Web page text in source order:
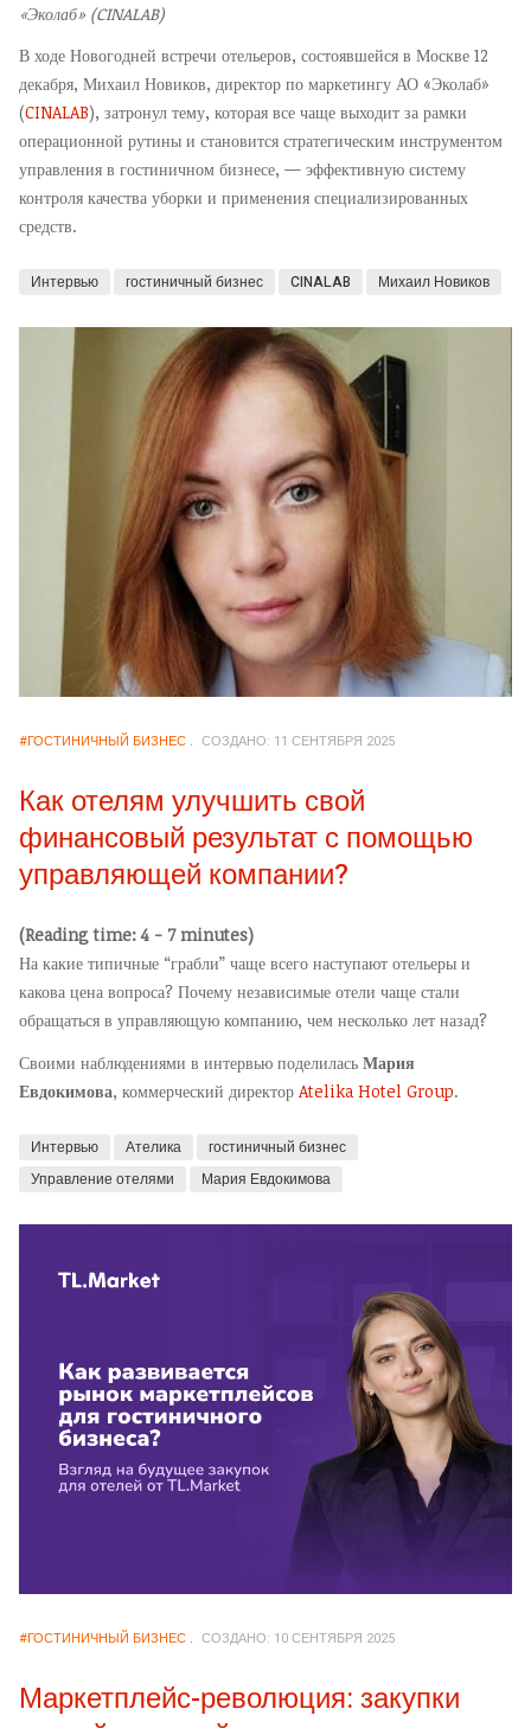
«Эколаб» (CINALAB)
В ходе Новогодней встречи отельеров, состоявшейся в Москве 12
декабря, Михаил Новиков, директор по маркетингу АО «Эколаб»
(CINALAB), затронул тему, которая все чаще выходит за рамки
операционной рутины и становится стратегическим инструментом
управления в гостиничном бизнесе, — эффективную систему
контроля качества уборки и применения специализированных
средств.
Интервью гостиничный бизнес CINALAB Михаил Новиков
#ГОСТИНИЧНЫЙ БИЗНЕС СОЗДАНО: 11 СЕНТЯБРЯ 2025
Как отелям улучшить свой
финансовый результат с помощью
управляющей компании?
(Reading time: 4 - 7 minutes)
На какие типичные “грабли” чаще всего наступают отельеры и
какова цена вопроса? Почему независимые отели чаще стали
обращаться в управляющую компанию, чем несколько лет назад?
Своими наблюдениями в интервью поделилась Мария
Евдокимова, коммерческий директор Atelika Hotel Group.
Интервью Ателика
гостиничный бизнес
Управление отелями
Мария Евдокимова
#ГОСТИНИЧНЫЙ БИЗНЕС СОЗДАНО: 10 СЕНТЯБРЯ 2025
Маркетплейс-революция: закупки